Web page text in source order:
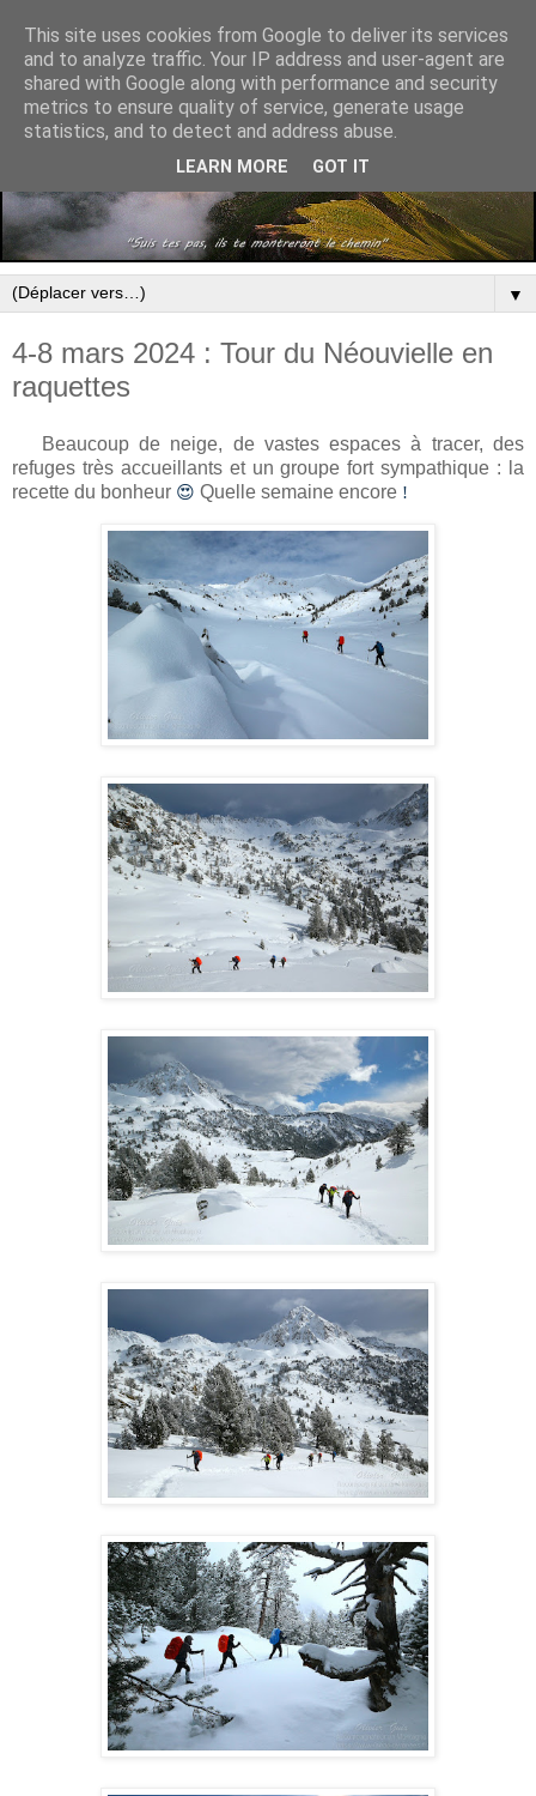
▼
4-8 mars 2024 : Tour du Néouvielle en
raquettes
Beaucoup de neige, de vastes espaces à tracer, des
refuges très accueillants et un groupe fort sympathique : la
recette du bonheur 😍 Quelle semaine encore !
This site uses cookies from Google to deliver its services
and to analyze traffic. Your IP address and user-agent are
shared with Google along with performance and security
metrics to ensure quality of service, generate usage
statistics, and to detect and address abuse.
LEARN MORE GOT IT